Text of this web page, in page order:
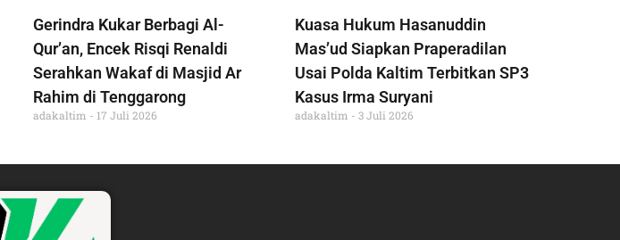
Gerindra Kukar Berbagi Al-
Qur’an, Encek Risqi Renaldi
Serahkan Wakaf di Masjid Ar
Rahim di Tenggarong
adakaltim 17 Juli 2026
Kuasa Hukum Hasanuddin
Mas’ud Siapkan Praperadilan
Usai Polda Kaltim Terbitkan SP3
Kasus Irma Suryani
adakaltim 3 Juli 2026